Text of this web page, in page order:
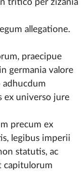
tritico per zizania
allegatione.
praecipue
germania valore
adhucdum
ex universo jure
precum ex
legibus imperii
statutis, ac
capitulorum